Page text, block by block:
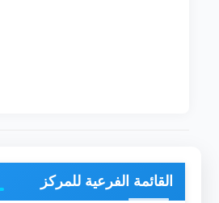
القائمة الفرعية للمركز